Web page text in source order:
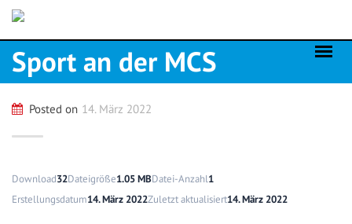
Skip
content
Sport an der MCS
Posted on 14. März 2022
Download32Dateigröße1.05 MBDatei-Anzahl1
Erstellungsdatum14. März 2022Zuletzt aktualisiert14. März 2022